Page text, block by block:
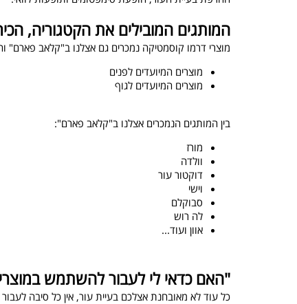
המותגים המובילים את הקטגוריה,
מוצרי דרמו קוסמטיקה נמכרים גם אצלנו ב"קלאב פארם" והם מחולקים
מוצרים המיועדים לפנים
מוצרים המיועדים לגוף
בין המותגים הנמכרים אצלנו ב"קלאב פארם":
מורז
וולדה
דוקטור עור
וישי
סבוקלם
לה רוש
אוון ועוד...
"האם כדאי לי לעבור להשתמש
כל עוד לא מאובחנת אצלכם בעיית עור, אין כל סיבה